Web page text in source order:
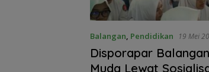
Balangan Pendidikan 19 Mei
Disporapar
Muda Lewat